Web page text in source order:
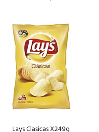
Lays Clasicas X249g